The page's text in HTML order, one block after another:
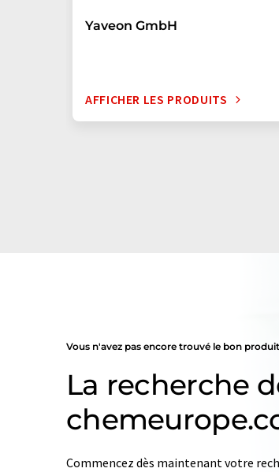
Yaveon GmbH
AFFICHER LES PRODUITS
Vous n'avez pas encore trouvé le bon
La recherche
Commencez dès maintenant votre